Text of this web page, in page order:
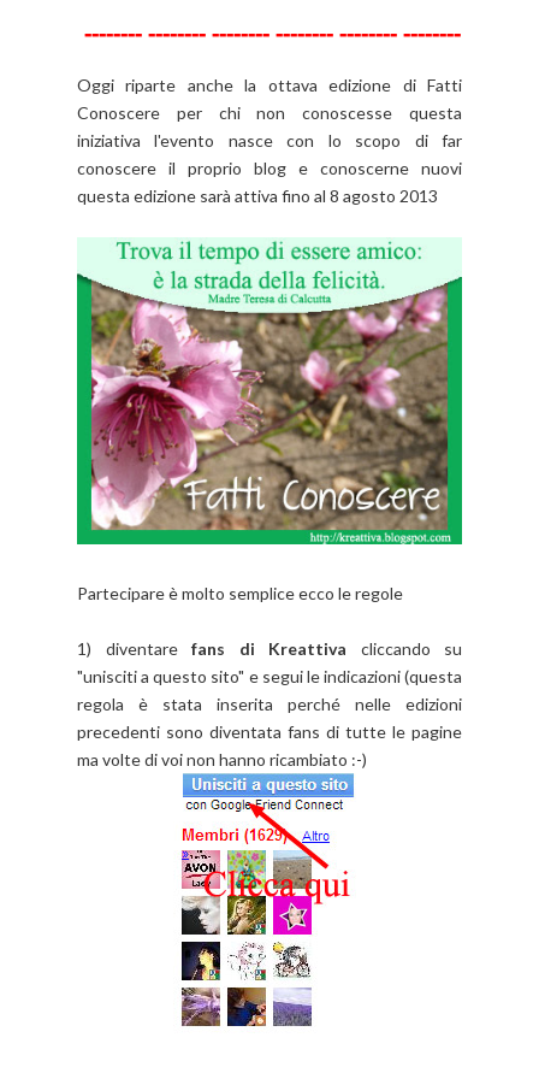
------------------------------------------------
Oggi riparte anche la ottava edizione di Fatti
Conoscere per chi non conoscesse questa
iniziativa l'evento nasce con lo scopo di far
conoscere il proprio blog e conoscerne nuovi
questa edizione sarà attiva fino al 8 agosto 2013
Partecipare è molto semplice ecco le regole
1) diventarefans di Kreattiva cliccando su
"unisciti a questo sito" e segui le indicazioni (questa
regola è stata inserita perché nelle edizioni
precedenti sono diventata fans di tutte le pagine
ma volte di voi non hanno ricambiato :-)